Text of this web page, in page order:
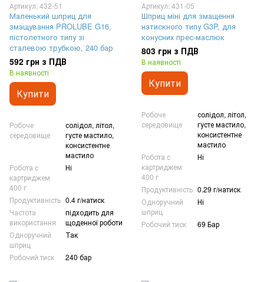
Артикул: 432-51
Маленький шприц для
змащування PROLUBE G16,
пістолетного типу зі
сталевою трубкою, 240 бар
592 грн з ПДВ
В наявності
Купити
Робоче
середовище
солідол, літол,
густе мастило,
консистентне
мастило
Робота с
картриджем
400 г
Ні
Продуктивність 0.4 г/натиск
Частота
використання
підходить для
щоденної роботи
Одноручний
шприц
Так
Робочий тиск 240 бар
Артикул: 431-05
Шприц міні для змащення
натискного типу G3P, для
конусних прес-маслюк
803 грн з ПДВ
В наявності
Купити
Робоче
середовище
солідол, літол,
густе мастило,
консистентне
мастило
Робота с
картриджем
400 г
Ні
Продуктивність 0.29 г/натиск
Одноручний
шприц
Ні
Робочий тиск 69 Бар